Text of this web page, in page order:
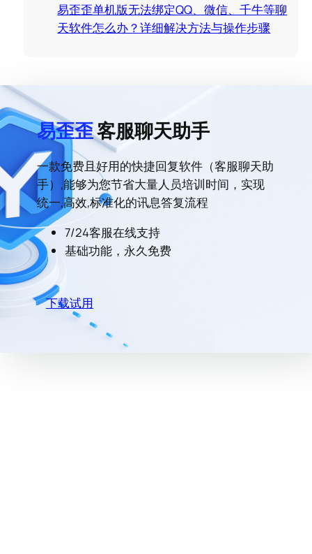
易歪歪单机版无法绑定QQ、微信、千牛等聊
天软件怎么办？详细解决方法与操作步骤
易歪歪客服聊天助手
一款免费且好用的快捷回复软件（客服聊天助
手）,能够为您节省大量人员培训时间，实现
统一,高效,标准化的讯息答复流程
7/24客服在线支持
基础功能，永久免费
下载试用